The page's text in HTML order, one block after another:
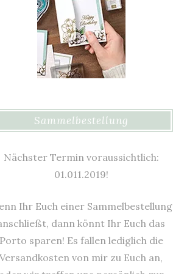
Sammelbestellung
Nächster Termin voraussichtlich:
01.011.2019!
Ihr Euch einer Sammelbestellung
dann könnt Ihr Euch das
sparen! Es fallen lediglich die
Versandkosten von mir zu Euch an,